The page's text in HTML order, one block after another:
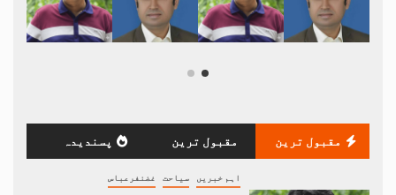
مقبول ترین مقبول ترین پسندیدہ
اہم خبریں سیاحت غضنفرعباس